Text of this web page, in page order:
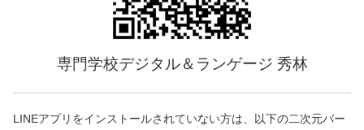
専門学校デジタル＆ランゲージ 秀林
LINEアプリをインストールされていない方は、以下の二次元バー